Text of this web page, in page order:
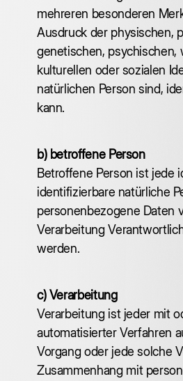
mehreren besonderen
Ausdruck der physischen,
genetischen, psychischen,
kulturellen oder sozialen
natürlichen Person sind,
kann.
b) betroffene Person
‍Betroffene Person ist jede
identifizierbare natürliche
personenbezogene Daten
Verarbeitung
werden.
c) Verarbeitung
‍Verarbeitung ist jeder mit
automatisierter Verfahren
Vorgang oder jede solche
Zusammenhang mit